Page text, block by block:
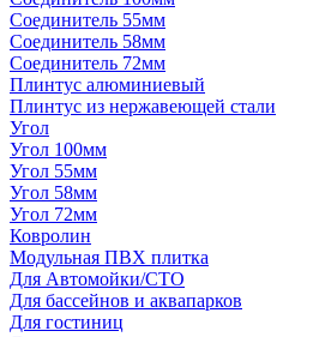
Соединитель 55мм
Соединитель 58мм
Соединитель 72мм
Плинтус алюминиевый
Плинтус из нержавеющей стали
Угол
Угол 100мм
Угол 55мм
Угол 58мм
Угол 72мм
Ковролин
Модульная ПВХ плитка
Для Автомойки/СТО
Для бассейнов и аквапарков
Для гостиниц